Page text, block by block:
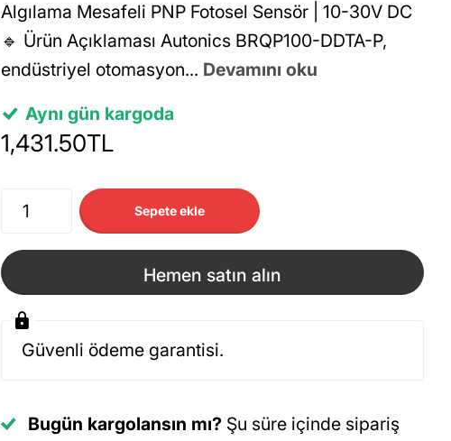
Algılama Mesafeli PNP Fotosel Sensör | 10-30V DC
🔹 Ürün Açıklaması Autonics BRQP100-DDTA-P,
endüstriyel otomasyon... Devamını oku
Aynı gün kargoda
1,431.50TL
Sepete ekle
Hemen satın alın
Güvenli ödeme garantisi.
Bugün kargolansın mı? Şu süre içinde sipariş